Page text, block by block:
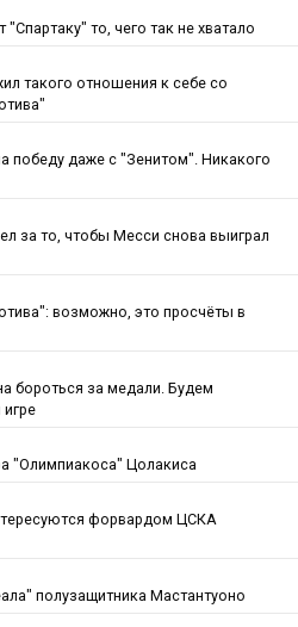
то, чего так не хватало
такого отношения к себе со
победу даже с "Зенитом". Никакого
за то, чтобы Месси снова выиграл
возможно, это просчёты в
бороться за медали. Будем
"Олимпиакоса" Цолакиса
форвардом ЦСКА
полузащитника Мастантуоно